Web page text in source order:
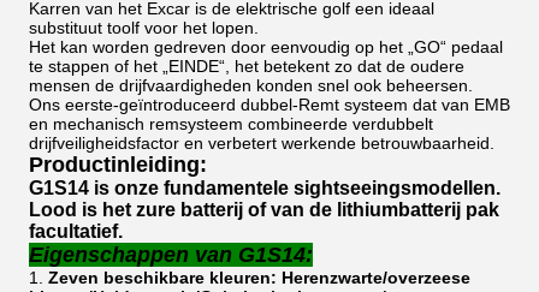
Karren van het Excar is de elektrische golf een ideaal
substituut toolf voor het lopen.
Het kan worden gedreven door eenvoudig op het „GO“ pedaal
te stappen of het „EINDE“, het betekent zo dat de oudere
mensen de drijfvaardigheden konden snel ook beheersen.
Ons eerste-geïntroduceerd dubbel-Remt systeem dat van EMB
en mechanisch remsysteem combineerde verdubbelt
drijfveiligheidsfactor en verbetert werkende betrouwbaarheid.
Productinleiding:
G1S14 is onze fundamentele sightseeingsmodellen.
Lood is het zure batterij of van de lithiumbatterij pak
facultatief.
Eigenschappen van G1S14:
1. Zeven beschikbare kleuren: Herenzwarte/overzeese